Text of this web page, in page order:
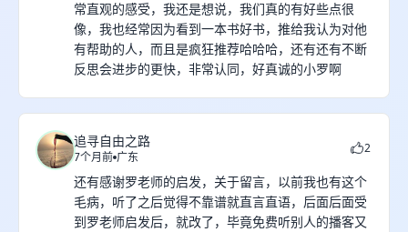
常直观的感受，我还是想说，我们真的有好些点很
像，我也经常因为看到一本书好书，推给我认为对他
有帮助的人，而且是疯狂推荐哈哈哈，还有还有不断
反思会进步的更快，非常认同，好真诚的小罗啊
追寻自由之路
7个月前 广东
2
还有感谢罗老师的启发，关于留言，以前我也有这个
毛病，听了之后觉得不靠谱就直言直语，后面后面受
到罗老师启发后，就改了，毕竟免费听别人的播客又